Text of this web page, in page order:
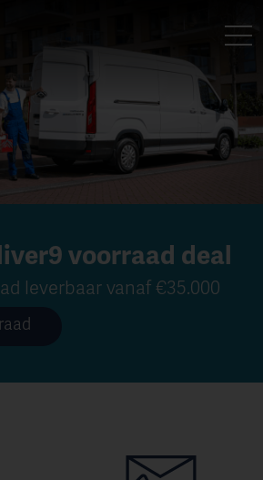
voorraad deal
leverbaar vanaf €35.000